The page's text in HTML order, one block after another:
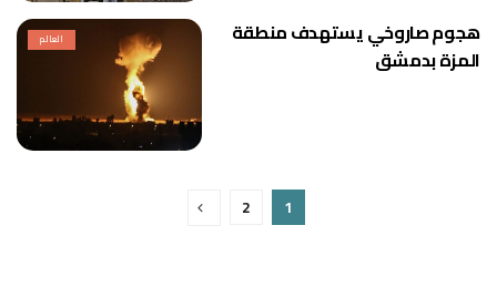
العالم
هجوم صاروخي يستهدف منطقة
المزة بدمشق
1
2